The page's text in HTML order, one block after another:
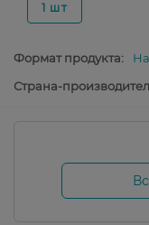
1 шт
Формат продукта:
Страна-